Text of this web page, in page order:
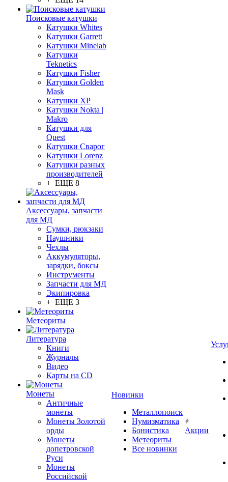
Поисковые катушки
Катушки Whites
Катушки Garrett
Катушки Minelab
Катушки
Teknetics
Катушки Fisher
Катушки Golden
Mask
Катушки XP
Катушки Nokta |
Makro
Катушки для
Quest
Катушки Сварог
Катушки Lorenz
Катушки разных
производителей
+ ЕЩЕ 8
Аксессуары, запчасти
для МД
Сумки, рюкзаки
Наушники
Чехлы
Аккумуляторы,
зарядки, боксы
Инструменты
Запчасти для МД
Экипировка
+ ЕЩЕ 3
Метеориты
Литература
Книги
Журналы
Видео
Карты на CD
Монеты
Античные
монеты
Монеты Золотой
орды
Монеты
допетровской
Руси
Монеты
Российской
Новинки
Металлопоиск
Нумизматика
Бонистика
Метеориты
Все новинки
Акции